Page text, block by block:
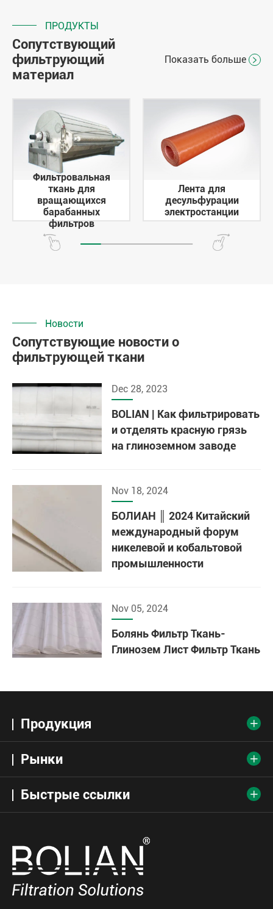
ПРОДУКТЫ
Сопутствующий
фильтрующий
материал
Показать больше 
Фильтровальная
ткань для
вращающихся
барабанных
фильтров
Лента для
десульфурации
электростанции
Новости
Сопутствующие новости о
фильтрующей ткани
Dec 28, 2023
BOLIAN | Как фильтрировать
и отделять красную грязь
на глиноземном заводе
Nov 18, 2024
БОЛИАН ║ 2024 Китайский
международный форум
никелевой и кобальтовой
промышленности
Nov 05, 2024
Болянь Фильтр Ткань-
Глинозем Лист Фильтр Ткань
Продукция 
Рынки 
Быстрые ссылки 